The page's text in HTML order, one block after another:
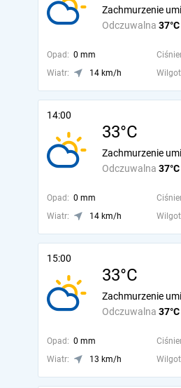
Odczuwalna 37°C
Zachmurzenie
Opad: 0 mm
Wiatr:
14 km/h
14:00
33°C
Odczuwalna 37°C
Zachmurzenie
Opad: 0 mm
Wiatr:
14 km/h
15:00
33°C
Odczuwalna 37°C
Zachmurzenie
Opad: 0 mm
Wiatr:
13 km/h